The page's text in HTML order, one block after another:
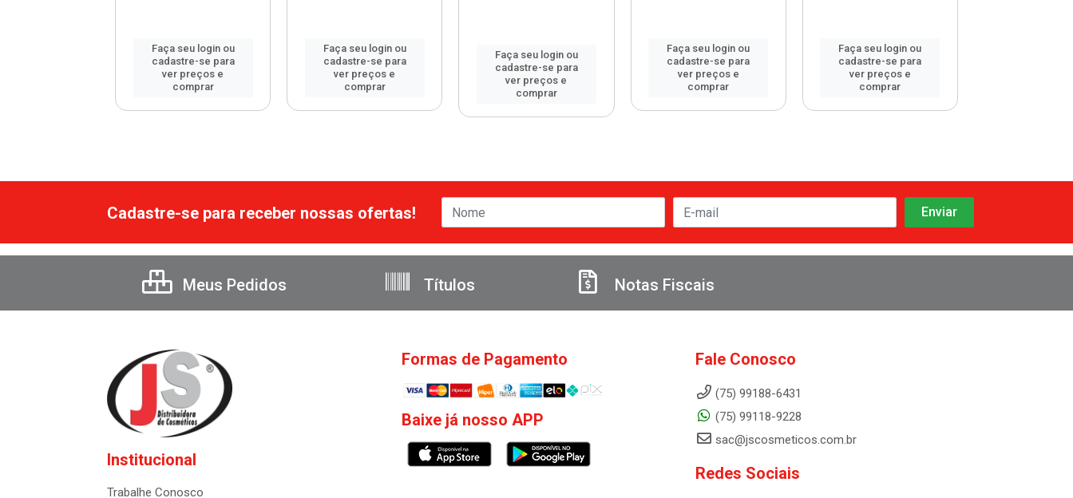
Faça seu login ou
cadastre-se para
ver preços e
comprar
Faça seu login ou
cadastre-se para
ver preços e
comprar
Faça seu login ou
cadastre-se para
ver preços e
comprar
Faça seu login ou
cadastre-se para
ver preços e
comprar
Faça seu login ou
cadastre-se para
ver preços e
comprar
Cadastre-se para receber nossas ofertas!
Meus Pedidos Títulos Notas Fiscais
Institucional
Trabalhe Conosco
Formas de Pagamento
Baixe já nosso APP
Fale Conosco
(75) 99188-6431
(75) 99118-9228
sac@jscosmeticos.com.br
Redes Sociais